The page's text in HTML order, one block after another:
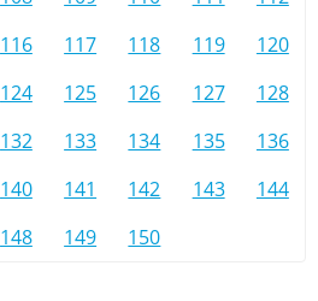
116 117 118 119
120
124 125 126 127
128
132 133 134 135
136
140 141 142 143
144
148 149 150